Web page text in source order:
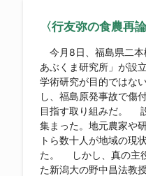
〈行友弥の食農再
今月8日、福島県二本
あぶくま研究所」が設
学術研究が目的ではな
し、福島原発事故で傷
目指す取り組みだ。
集まった。地元農家や
トら数十人が地域の現
た。 しかし、真の主
た新潟大の野中昌法教